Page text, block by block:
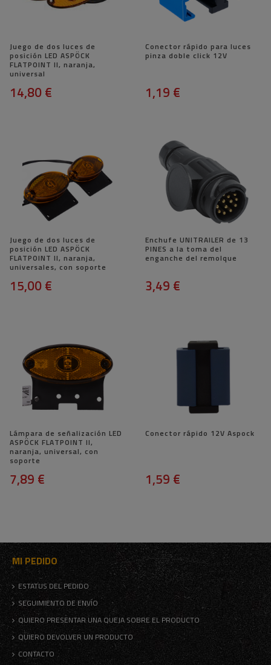
Juego de dos luces de
posición LED ASPÖCK
FLATPOINT II, ​​naranja,
universal
14,80 €
Conector rápido para luces
pinza doble click 12V
1,19 €
Juego de dos luces de
posición LED ASPÖCK
FLATPOINT II, ​​naranja,
universales, con soporte
15,00 €
Enchufe UNITRAILER de 13
PINES a la toma del
enganche del remolque
3,49 €
Lámpara de señalización LED
ASPÖCK FLATPOINT II, ​​
naranja, universal, con
soporte
7,89 €
Conector rápido 12V Aspock
1,59 €
MI PEDIDO
ESTATUS DEL PEDIDO
SEGUIMIENTO DE ENVÍO
QUIERO PRESENTAR UNA QUEJA SOBRE EL PRODUCTO
QUIERO DEVOLVER UN PRODUCTO
CONTACTO